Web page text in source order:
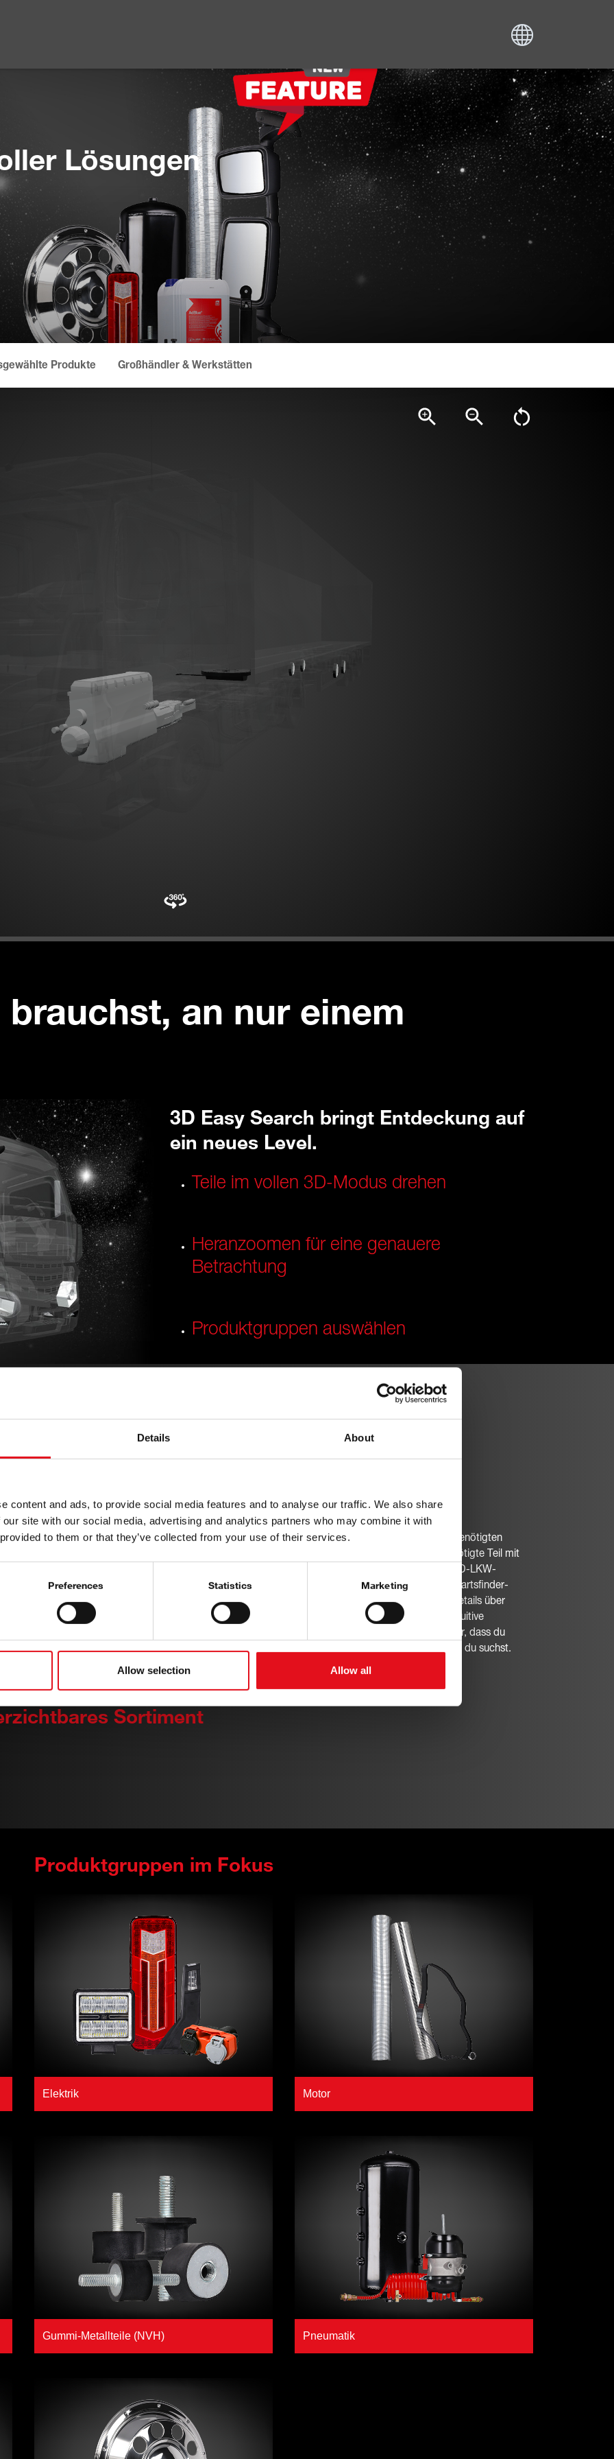
Details About
content and ads, to provide social media features and to analyse our traffic. We also share
site with our social media, advertising and analytics partners who may combine it with
to them or that they’ve collected from your use of their services.
Preferences Statistics Marketing
Allow selection Allow all
Lösungen
Produkte Großhändler & Werkstätten
an nur einem
3D Easy Search bringt Entdeckung auf
ein neues Level.
Teile im vollen 3D-Modus drehen
Heranzoomen für eine genauere
Betrachtung
Produktgruppen auswählen
unterteilt sind.
Suche mit einem Klick
febi macht es dir so einfach wie nie zuvor, die benötigten
Universalteile zu finden. Wähle einfach das benötigte Teil mit
Hilfe unseres innovativen, um 360º drehbaren 3D-LKW-
Modells aus, und du wirst nahtlos zu unserem partsfinder-
Katalog weitergeleitet, wo Du alle relevanten Details über
die ausgewählte Komponente findest. Diese intuitive
Lösung vereinfacht den Prozess und stellt sicher, dass du
schnell und mühelos genau das Teil findest, das du suchst.
Sortiment
Produktgruppen im Fokus
Elektrik
Gummi-Metallteile (NVH)
Motor
Pneumatik